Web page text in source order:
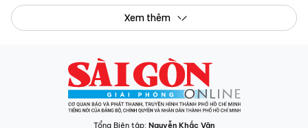
Xem thêm
Tổng Biên tập: Nguyễn Khắc Văn